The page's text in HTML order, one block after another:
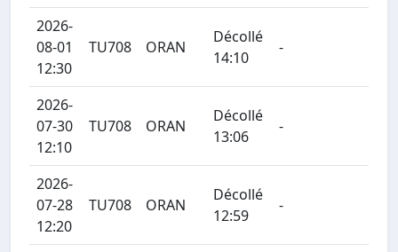
2026-
08-01
12:30
TU708 ORAN
Décollé
14:10
-
2026-
07-30
12:10
TU708 ORAN
Décollé
13:06
-
2026-
07-28
12:20
TU708 ORAN
Décollé
12:59
-